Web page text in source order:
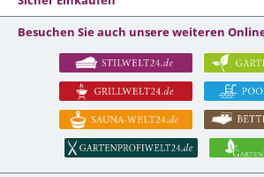
Besuchen Sie auch unsere weiteren